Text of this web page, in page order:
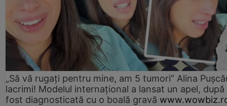
„Să vă rugați pentru mine, am 5 tumori” Alina
lacrimi! Modelul internațional a lansat un apel, după
fost diagnosticată cu o boală gravă